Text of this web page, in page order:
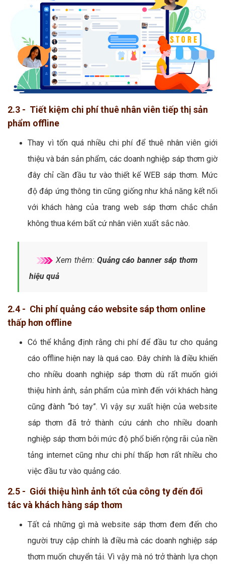
2.3 - Tiết kiệm chi phí thuê nhân viên tiếp thị sản
phẩm offline
Thay vì tốn quá nhiều chi phí để thuê nhân viên giới
thiệu và bán sản phẩm, các doanh nghiệp sáp thơm giờ
đây chỉ cần đầu tư vào thiết kế WEB sáp thơm. Mức
độ đáp ứng thông tin cũng giống như khả năng kết nối
với khách hàng của trang web sáp thơm chắc chắn
không thua kém bất cứ nhân viên xuất sắc nào.
Xem thêm: Quảng cáo banner sáp thơm
hiệu quả
2.4 - Chi phí quảng cáo website sáp thơm online
thấp hơn offline
Có thể khẳng định rằng chi phí để đầu tư cho quảng
cáo offline hiện nay là quá cao. Đây chính là điều khiến
cho nhiều doanh nghiệp sáp thơm dù rất muốn giới
thiệu hình ảnh, sản phẩm của mình đến với khách hàng
cũng đành “bó tay”. Vì vậy sự xuất hiện của website
sáp thơm đã trở thành cứu cánh cho nhiều doanh
nghiệp sáp thơm bởi mức độ phổ biến rộng rãi của nền
tảng internet cũng như chi phí thấp hơn rất nhiều cho
việc đầu tư vào quảng cáo.
2.5 - Giới thiệu hình ảnh tốt của công ty đến đối
tác và khách hàng sáp thơm
Tất cả những gì mà website sáp thơm đem đến cho
người truy cập chính là điều mà các doanh nghiệp sáp
thơm muốn chuyển tải. Vì vậy mà nó trở thành lựa chọn